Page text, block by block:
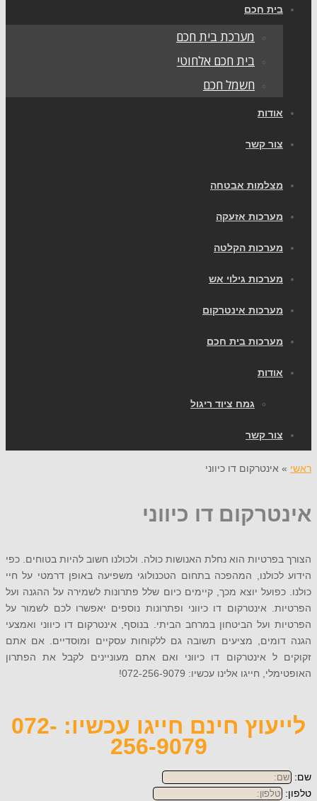
חכם
מערכת בית חכם
בית חכם אלחוטי
חשמל חכם
קשר
אבטחה
אזעקה
הקלטה
גילוי אש
אינטרקום
בית חכם
גמח ציוד ריגול
קשר
אינטרקום דו כיווני
דו כיווני
הוא נחלת האנושות כולה. ולכולנו חשוב להיות בטוחים. כפי
המהפכה בתחום הטכנולוגי משפיעה באופן דרמטי על חיי
יוצא מכך, קיימים כיום שלל פתרונות לשמירה על ההגנה ועל
אינטרקום דו כיווני ופתרונות נוספים יאפשרו לכם לשמור על
ועל הביטחון במרחב הביתי. בנוסף, אינטרקום דו כיווני ואמצעי
מציעים תשובה גם ללקוחות עסקיים ומוסדיים. אם אתם
ל אינטרקום דו כיווני ואם אתם מעוניינים לקבל את הפתרון
חייגו אלינו עכשיו: 072-256-9079!
לייעוץ חינם חייגו עכשיו: 072-
256-9079